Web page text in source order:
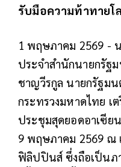
รับมือความท้าทายโ
1 พฤษภาคม 2569 -
ประจำสำนักนายกรัฐ
ชาญวีรกูล นายกรัฐมน
กระทรวงมหาดไทย เต
ประชุมสุดยอดอาเซีย
9 พฤษภาคม 2569 ณ
ฟิลิปปินส์ ซึ่งถือเป็นภ